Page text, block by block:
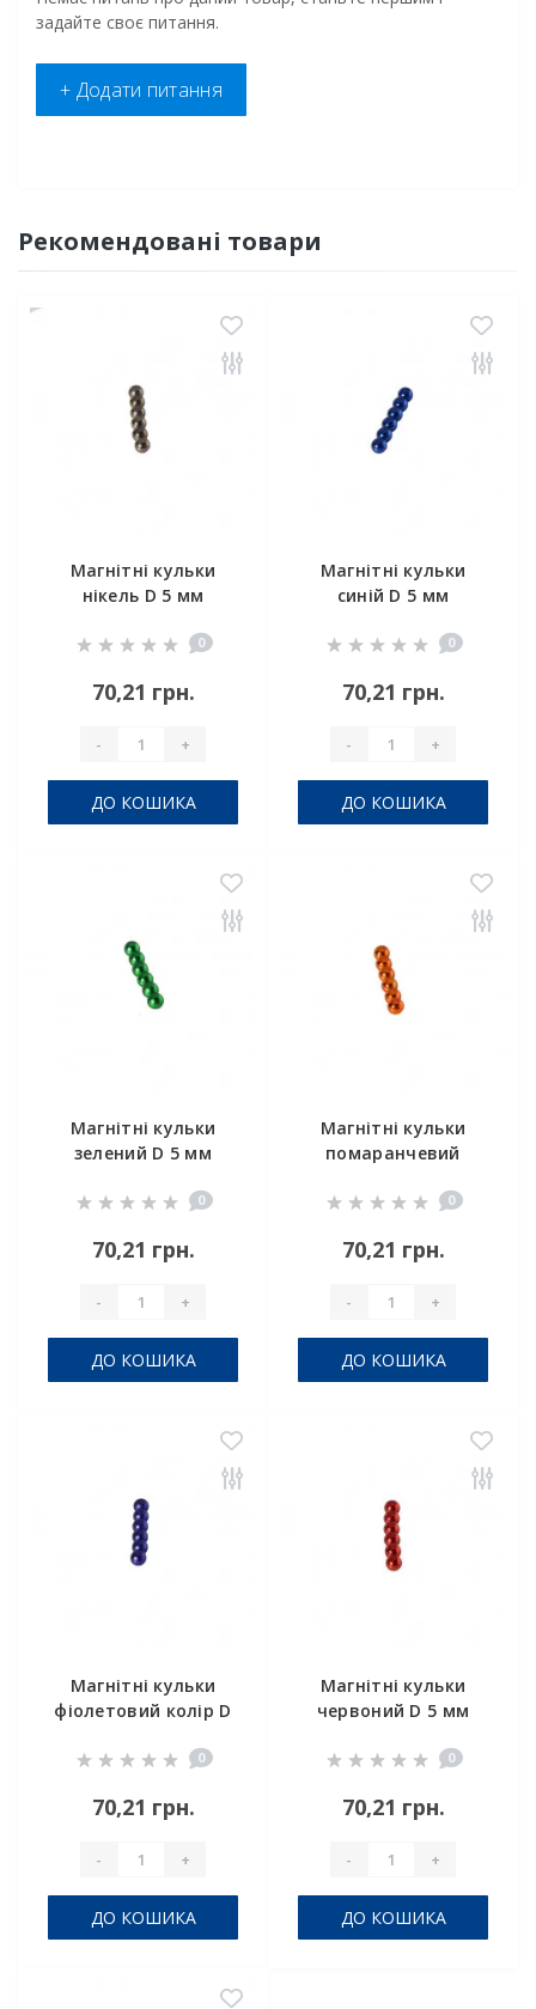
задайте своє питання.
+ Додати питання
Рекомендовані товари
Магнітні кульки
нікель D 5 мм
0
70,21 грн.
- +
ДО КОШИКА
Магнітні кульки
синій D 5 мм
0
70,21 грн.
- +
ДО КОШИКА
Магнітні кульки
зелений D 5 мм
0
70,21 грн.
- +
ДО КОШИКА
Магнітні кульки
помаранчевий
комплект 6шт
0
70,21 грн.
- +
ДО КОШИКА
Магнітні кульки
фіолетовий колір D
0
70,21 грн.
- +
ДО КОШИКА
Магнітні кульки
червоний D 5 мм
0
70,21 грн.
- +
ДО КОШИКА